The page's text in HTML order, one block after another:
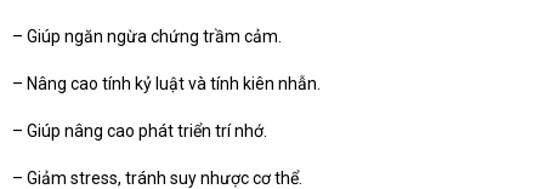
– Giúp ngăn ngừa chứng trầm cảm.
– Nâng cao tính kỷ luật và tính kiên nhẫn.
– Giúp nâng cao phát triển trí nhớ.
– Giảm stress, tránh suy nhược cơ thể.